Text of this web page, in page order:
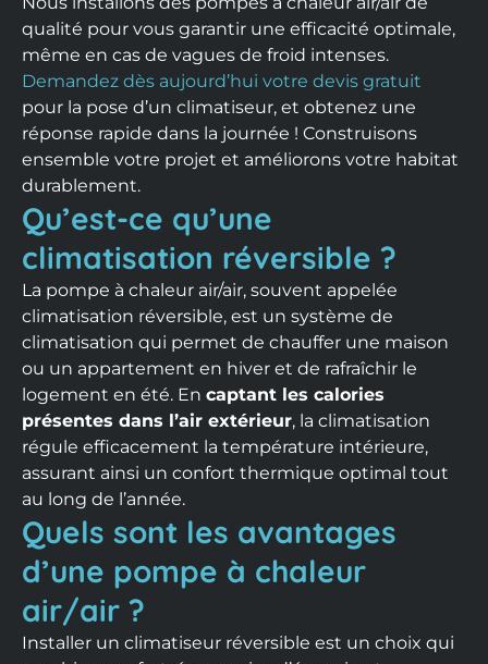
qualité pour vous garantir une efficacité optimale,
même en cas de vagues de froid intenses.
Demandez dès aujourd’hui votre devis gratuit
pour la pose d’un climatiseur, et obtenez une
réponse rapide dans la journée ! Construisons
ensemble votre projet et améliorons votre habitat
durablement.
Qu’est-ce qu’une
climatisation réversible ?
La pompe à chaleur air/air, souvent appelée
climatisation réversible, est un système de
climatisation qui permet de chauffer une maison
ou un appartement en hiver et de rafraîchir le
logement en été. En captant les calories
présentes dans l’air extérieur, la climatisation
régule efficacement la température intérieure,
assurant ainsi un confort thermique optimal tout
au long de l’année.
Quels sont les avantages
d’une pompe à chaleur
air/air ?
Installer un climatiseur réversible est un choix qui